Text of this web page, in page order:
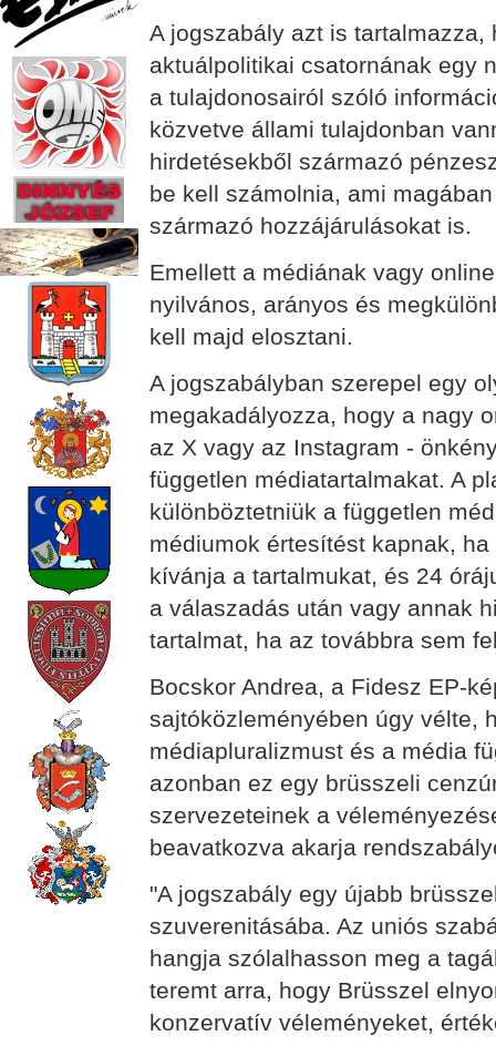
A jogszabály azt is
aktuálpolitikai csatornának egy
a tulajdonosairól szóló
közvetve állami tulajdonban
hirdetésekből származó
be kell számolnia, ami
származó hozzájárulásokat is.
Emellett a médiának vagy
nyilvános, arányos és
kell majd elosztani.
A jogszabályban szerepel egy
megakadályozza, hogy a nagy
az X vagy az Instagram -
független médiatartalmakat. A
különböztetniük a független
médiumok értesítést kapnak,
kívánja a tartalmukat, és 24
a válaszadás után vagy annak
tartalmat, ha az továbbra sem
Bocskor Andrea, a Fidesz EP-
sajtóközleményében úgy vélte,
médiapluralizmust és a média
azonban ez egy brüsszeli
szervezeteinek a
beavatkozva akarja
"A jogszabály egy újabb
szuverenitásába. Az uniós
hangja szólalhasson meg a
teremt arra, hogy Brüsszel
konzervatív véleményeket,